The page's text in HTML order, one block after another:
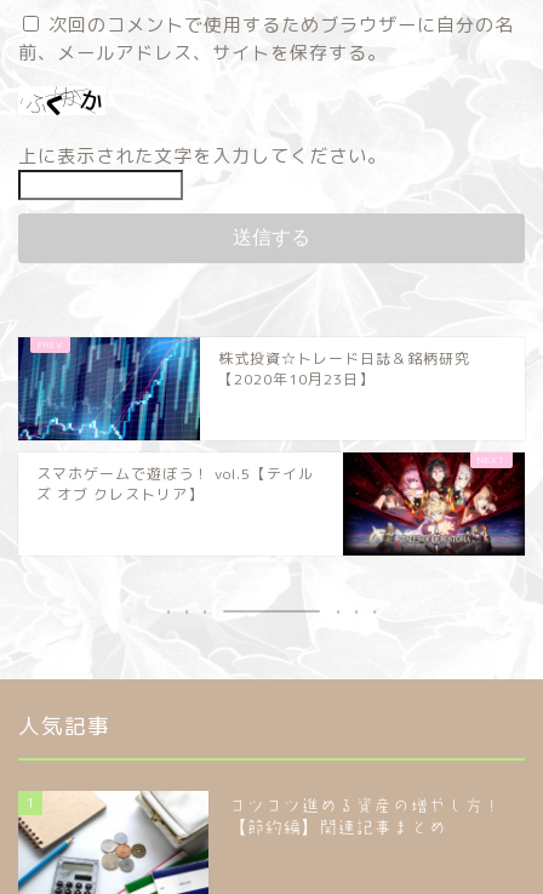
次回のコメントで使用するためブラウザーに自分の名
前、メールアドレス、サイトを保存する。
上に表示された文字を入力してください。
株式投資☆トレード日誌＆銘柄研究
【2020年10月23日】
スマホゲームで遊ぼう！ vol.5【テイル
ズ オブ クレストリア】
人気記事
1
コツコツ進める資産の増やし方！
【節約編】関連記事まとめ